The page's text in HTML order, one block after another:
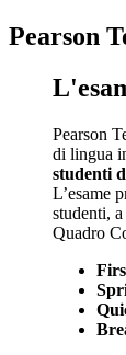
Pearson
Pearson
di lingua
studenti
L’esame
studenti,
Quadro